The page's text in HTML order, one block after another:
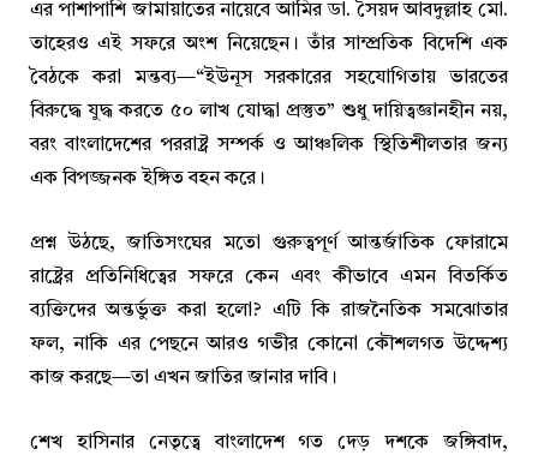
এর পাশাপাশি জামায়াতের নায়েবে আমির ডা. সৈয়দ আবদুল্লাহ মো.
তাহেরও এই সফরে অংশ নিয়েছেন। তাঁর সাম্প্রতিক বিদেশি এক
বৈঠকে করা মন্তব্য—“ইউনূস সরকারের সহযোগিতায় ভারতের
বিরুদ্ধে যুদ্ধ করতে ৫০ লাখ যোদ্ধা প্রস্তুত” শুধু দায়িত্বজ্ঞানহীন নয়,
বরং বাংলাদেশের পররাষ্ট্র সম্পর্ক ও আঞ্চলিক স্থিতিশীলতার জন্য
এক বিপজ্জনক ইঙ্গিত বহন করে।
প্রশ্ন উঠছে, জাতিসংঘের মতো গুরুত্বপূর্ণ আন্তর্জাতিক ফোরামে
রাষ্ট্রের প্রতিনিধিত্বের সফরে কেন এবং কীভাবে এমন বিতর্কিত
ব্যক্তিদের অন্তর্ভুক্ত করা হলো? এটি কি রাজনৈতিক সমঝোতার
ফল, নাকি এর পেছনে আরও গভীর কোনো কৌশলগত উদ্দেশ্য
কাজ করছে—তা এখন জাতির জানার দাবি।
শেখ হাসিনার নেতৃত্বে বাংলাদেশ গত দেড় দশকে জঙ্গিবাদ,